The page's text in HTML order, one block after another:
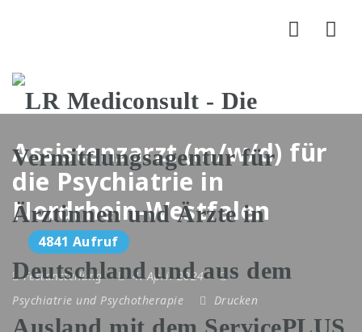
Assistenzarzt (m/w/d) für
die Psychiatrie in
Nordrhein-Westfalen
4841 Aufruf
Festanstellung
4. April 2024
Psychiatrie und Psychotherapie
Drucken